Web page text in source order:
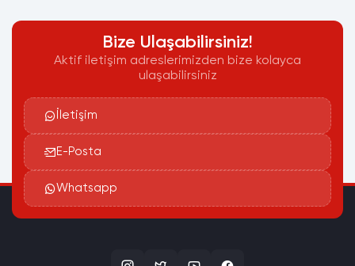
Bize Ulaşabilirsiniz!
Aktif iletişim adreslerimizden bize kolayca
ulaşabilirsiniz
İletişim
E-Posta
Whatsapp